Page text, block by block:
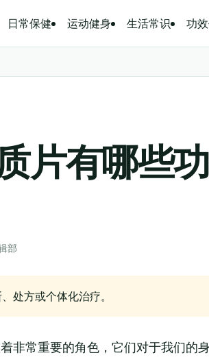
日常保健 运动健身 生活常识 功
片有哪些
部
处方或个体化治疗。
非常重要的角色，它们对于我们的